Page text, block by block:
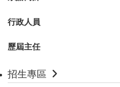
行政人員
歷屆主任
招生專區